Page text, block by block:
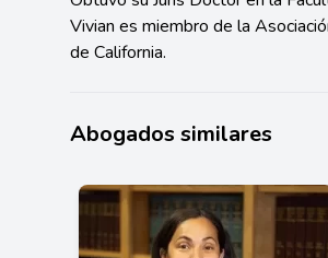
Vivian es miembro de la
de California.
Abogados similares